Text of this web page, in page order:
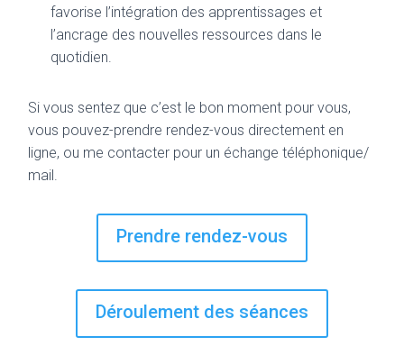
favorise l’intégration des apprentissages et
l’ancrage des nouvelles ressources dans le
quotidien.
Si vous sentez que c’est le bon moment pour vous,
vous pouvez-prendre rendez-vous directement en
ligne, ou me contacter pour un échange téléphonique/
mail.
Prendre rendez-vous
Déroulement des séances